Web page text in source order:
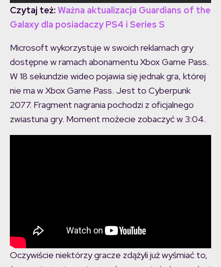
Czytaj też: Ważna aktualizacja Guardians of the
Galaxy dla posiadaczy PS4 i Series S
Microsoft wykorzystuje w swoich reklamach gry
dostępne w ramach abonamentu Xbox Game Pass.
W 18 sekundzie wideo pojawia się jednak gra, której
nie ma w Xbox Game Pass. Jest to Cyberpunk
2077. Fragment nagrania pochodzi z oficjalnego
zwiastuna gry. Moment możecie zobaczyć w 3:04.
Oczywiście niektórzy gracze zdążyli już wyśmiać to,